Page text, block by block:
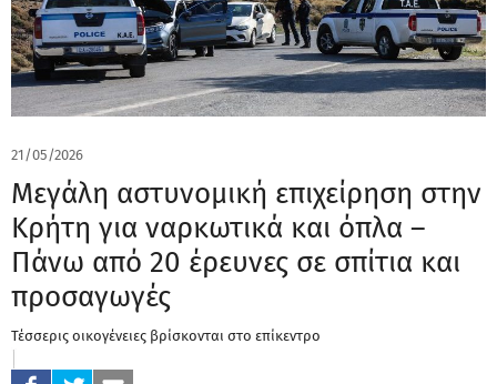
21/05/2026
Μεγάλη αστυνομική επιχείρηση στην
Κρήτη για ναρκωτικά και όπλα –
Πάνω από 20 έρευνες σε σπίτια και
προσαγωγές
Τέσσερις οικογένειες βρίσκονται στο επίκεντρο